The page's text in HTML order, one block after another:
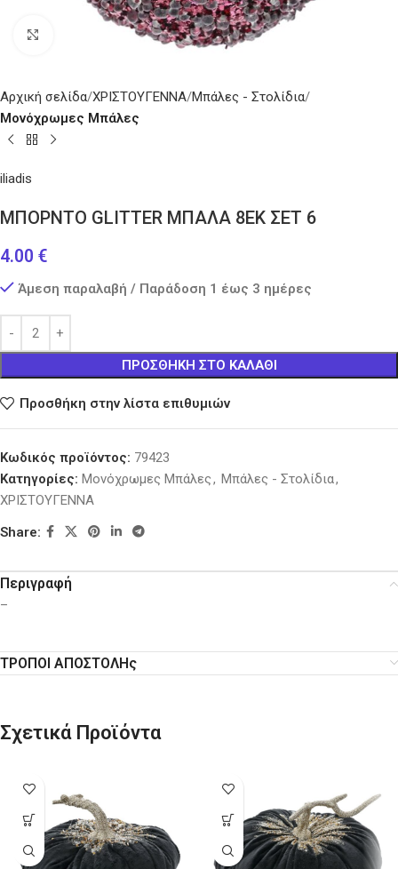
Κάντε κλικ για μεγέθυνση
Αρχική σελίδα ΧΡΙΣΤΟΥΓΕΝΝΑ Μπάλες - Στολίδια
Μονόχρωμες Μπάλες
iliadis
ΜΠΟΡΝΤΟ GLITTER ΜΠΑΛΑ 8ΕΚ ΣΕΤ 6
4.00 €
Άμεση παραλαβή / Παράδοση 1 έως 3 ημέρες
ΠΡΟΣΘΉΚΗ ΣΤΟ ΚΑΛΆΘΙ
Προσθήκη στην λίστα επιθυμιών
Κωδικός προϊόντος: 79423
Κατηγορίες: Μονόχρωμες Μπάλες, Μπάλες - Στολίδια,
ΧΡΙΣΤΟΥΓΕΝΝΑ
Share:
Περιγραφή
–
ΤΡΟΠΟΙ ΑΠΟΣΤΟΛΗς
Σχετικά Προϊόντα